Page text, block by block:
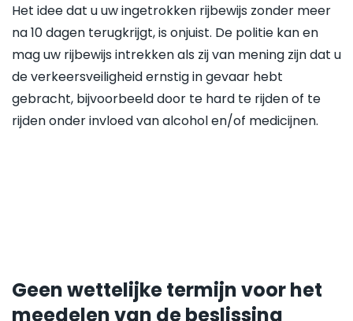
Het idee dat u uw ingetrokken rijbewijs zonder meer
na 10 dagen terugkrijgt, is onjuist. De politie kan en
mag uw rijbewijs intrekken als zij van mening zijn dat u
de verkeersveiligheid ernstig in gevaar hebt
gebracht, bijvoorbeeld door te hard te rijden of te
rijden onder invloed van alcohol en/of medicijnen.
Geen wettelijke termijn voor het
meedelen van de beslissing